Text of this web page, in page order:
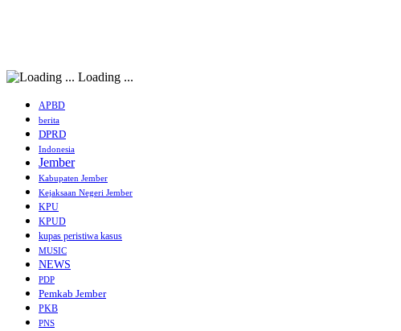
Loading ...
APBD
berita
DPRD
Indonesia
Jember
Kabupaten Jember
Kejaksaan Negeri Jember
KPU
KPUD
kupas peristiwa kasus
MUSIC
NEWS
PDP
Pemkab Jember
PKB
PNS